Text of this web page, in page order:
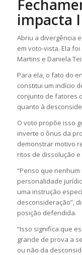
impacta
Abriu a divergência
em voto-vista. Ela
Martins e Daniela
Para ela, o fato do
constitui um indício
conjunto de fatores
quanto à
O voto propõe isso
inverte o ônus da
demonstrar motivo
ritos de dissolução
“Penso que
personalidade
uma instrução
desconsideração”,
posição defendida.
“Isso significa que
grande de prova a
ou não da